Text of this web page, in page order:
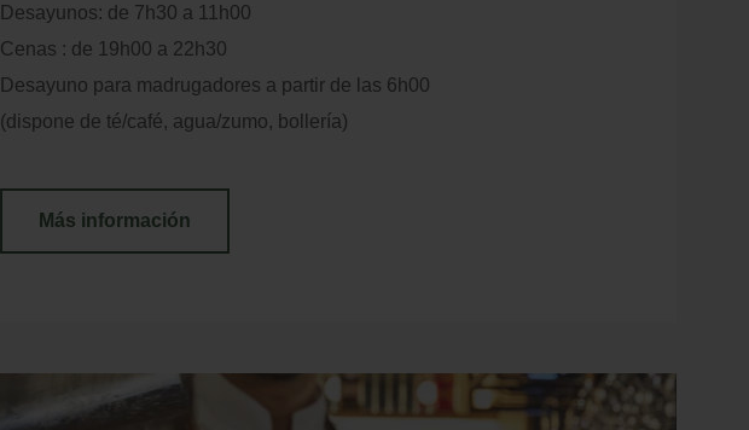
Desayunos: de 7h30 a 11h00
Cenas : de 19h00 a 22h30
Desayuno para madrugadores a partir de las 6h00
(dispone de té/café, agua/zumo, bollería)
Más información